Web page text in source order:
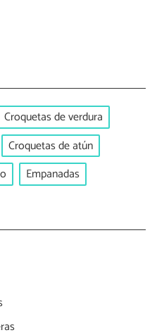
Croquetas de verdura
Croquetas de atún
Empanadas